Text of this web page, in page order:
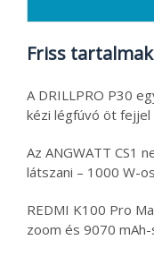
Friss tartalmak
A DRILLPRO P30
kézi légfúvó öt fejjel
Az ANGWATT CS1
látszani – 1000 W-
REDMI K100 Pro
zoom és 9070